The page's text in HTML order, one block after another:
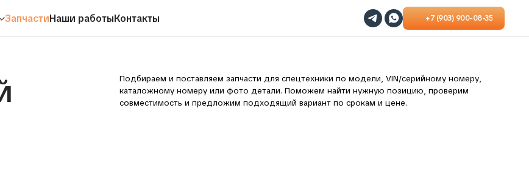
ЗапчастиНаши работыКонтакты +7 (903) 900-08-35
каталожному номеру или фото детали. Поможем найти нужную позицию, проверим
совместимость и предложим подходящий вариант по срокам и цене.